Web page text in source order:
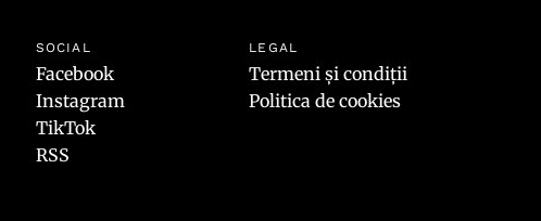
SOCIAL
Facebook
Instagram
TikTok
RSS
LEGAL
Termeni și condiții
Politica de cookies